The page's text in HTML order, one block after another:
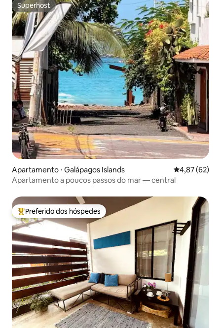
Superhost
Superhost
Apartamento ⋅ Galápagos Islands 4,87 de uma
4,87 (62)
Apartamento a poucos passos do mar — central
Entre os melhores preferidos dos hóspedes
Preferido dos hóspedes